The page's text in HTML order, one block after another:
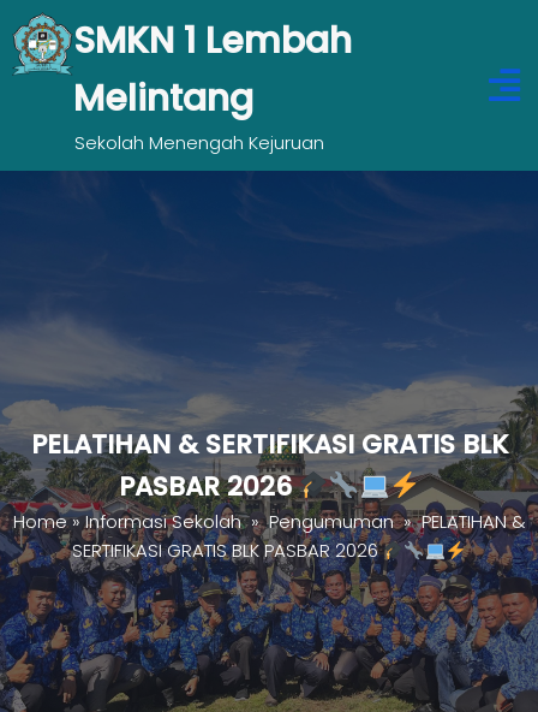
SMKN 1 Lembah
Melintang
Sekolah Menengah Kejuruan
PELATIHAN & SERTIFIKASI GRATIS BLK
PASBAR 2026
Home»Informasi Sekolah»Pengumuman»PELATIHAN &
SERTIFIKASI GRATIS BLK PASBAR 2026